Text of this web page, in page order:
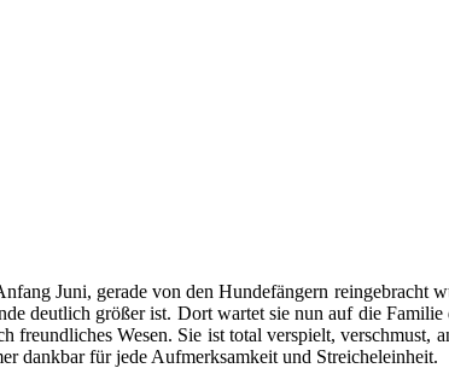
Juni, gerade von den Hundefängern reingebracht
deutlich größer ist. Dort wartet sie nun auf die
Wesen. Sie ist total verspielt, verschmust,
dankbar für jede Aufmerksamkeit und Streicheleinheit.